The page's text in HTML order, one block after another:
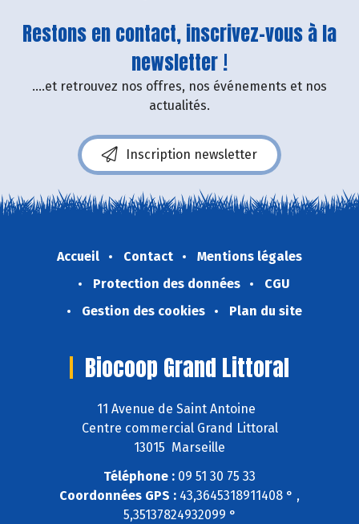
Restons en contact, inscrivez-vous à la
newsletter !
....et retrouvez nos offres, nos événements et nos
actualités.
Inscription newsletter
Accueil Contact
Mentions légales
Protection des données
CGU
Gestion des cookies
Plan du site
Biocoop Grand Littoral
11 Avenue de Saint Antoine
Centre commercial Grand Littoral
13015 Marseille
Téléphone : 09 51 30 75 33
Coordonnées GPS : 43,3645318911408 ° ,
5,35137824932099 °